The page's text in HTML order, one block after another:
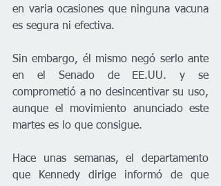
en varia ocasiones que ninguna vacuna
es segura ni efectiva.
Sin embargo, él mismo negó serlo ante
en el Senado de EE.UU. y se
comprometió a no desincentivar su uso,
aunque el movimiento anunciado este
martes es lo que consigue.
Hace unas semanas, el departamento
que Kennedy dirige informó de que